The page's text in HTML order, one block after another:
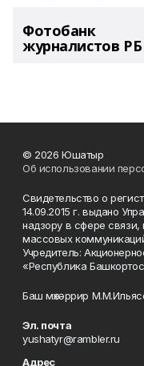
Фотобанк
журналистов РБ
© 2026 Юшатыр
Об использовании
Свидетельство о
14.09.2015 г. выдано
надзору в сфере связи,
массовых
Учредитель:
«Республика
Баш мөхәррир
Эл. почта
yushatyr@rambler.ru
Адрес